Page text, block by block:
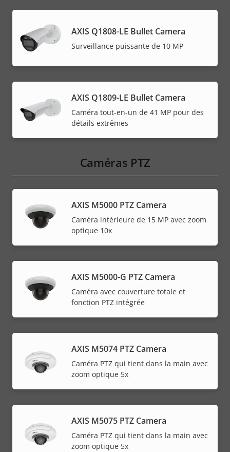
AXIS Q1808-LE Bullet Camera
Surveillance puissante de 10 MP
AXIS Q1809-LE Bullet Camera
Caméra tout-en-un de 41 MP pour des
détails extrêmes
Caméras PTZ
AXIS M5000 PTZ Camera
Caméra intérieure de 15 MP avec zoom
optique 10x
AXIS M5000-G PTZ Camera
Caméra avec couverture totale et
fonction PTZ intégrée
AXIS M5074 PTZ Camera
Caméra PTZ qui tient dans la main avec
zoom optique 5x
AXIS M5075 PTZ Camera
Caméra PTZ qui tient dans la main avec
zoom optique 5x